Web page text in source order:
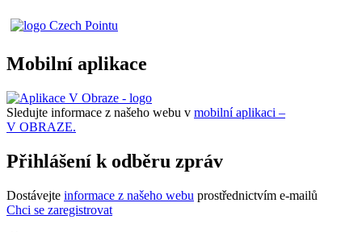
Mobilní aplikace
Sledujte informace z našeho webu v mobilní aplikaci –
V OBRAZE.
Přihlášení k odběru zpráv
Dostávejte informace z našeho webu prostřednictvím e-mailů
Chci se zaregistrovat